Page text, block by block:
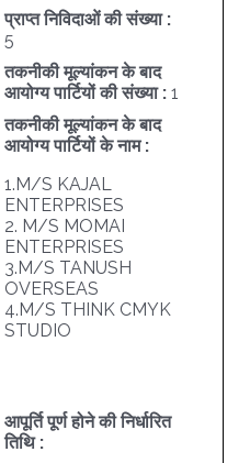
प्राप्त निविदाओं की संख्या :
5
तकनीकी मूल्यांकन के बाद
आयोग्य पार्टियों की संख्या : 1
तकनीकी मूल्यांकन के बाद
आयोग्य पार्टियों के नाम :
1.M/S KAJAL
ENTERPRISES
2. M/S MOMAI
ENTERPRISES
3.M/S TANUSH
OVERSEAS
4.M/S THINK CMYK
STUDIO
आपूर्ति पूर्ण होने की निर्धारित
तिथि :